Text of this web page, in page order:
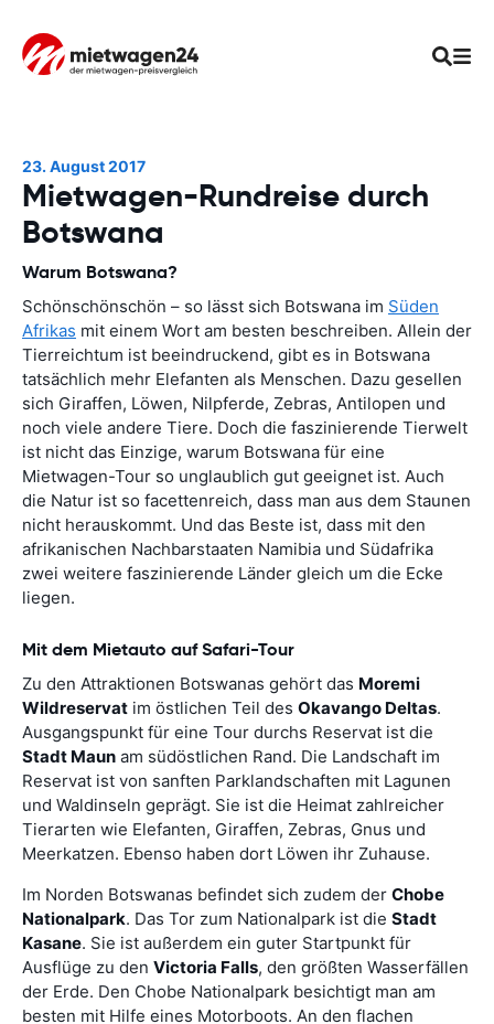
23. August 2017
Mietwagen-Rundreise durch
Botswana
Warum Botswana?
Schönschönschön – so lässt sich Botswana im Süden
Afrikas mit einem Wort am besten beschreiben. Allein der
Tierreichtum ist beeindruckend, gibt es in Botswana
tatsächlich mehr Elefanten als Menschen. Dazu gesellen
sich Giraffen, Löwen, Nilpferde, Zebras, Antilopen und
noch viele andere Tiere. Doch die faszinierende Tierwelt
ist nicht das Einzige, warum Botswana für eine
Mietwagen-Tour so unglaublich gut geeignet ist. Auch
die Natur ist so facettenreich, dass man aus dem Staunen
nicht herauskommt. Und das Beste ist, dass mit den
afrikanischen Nachbarstaaten Namibia und Südafrika
zwei weitere faszinierende Länder gleich um die Ecke
liegen.
Mit dem Mietauto auf Safari-Tour
Zu den Attraktionen Botswanas gehört das Moremi
Wildreservat im östlichen Teil des Okavango Deltas.
Ausgangspunkt für eine Tour durchs Reservat ist die
Stadt Maun am südöstlichen Rand. Die Landschaft im
Reservat ist von sanften Parklandschaften mit Lagunen
und Waldinseln geprägt. Sie ist die Heimat zahlreicher
Tierarten wie Elefanten, Giraffen, Zebras, Gnus und
Meerkatzen. Ebenso haben dort Löwen ihr Zuhause.
Im Norden Botswanas befindet sich zudem der Chobe
Nationalpark. Das Tor zum Nationalpark ist die Stadt
Kasane. Sie ist außerdem ein guter Startpunkt für
Ausflüge zu den Victoria Falls, den größten Wasserfällen
der Erde. Den Chobe Nationalpark besichtigt man am
besten mit Hilfe eines Motorboots. An den flachen